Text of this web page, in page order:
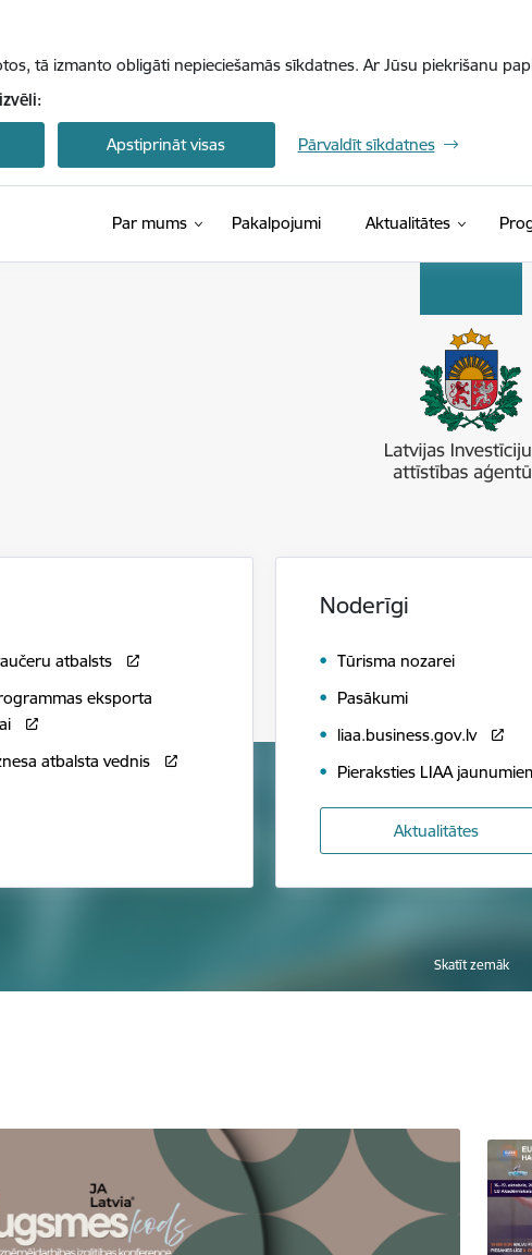
tā izmanto obligāti nepieciešamās sīkdatnes. Ar Jūsu piekrišanu
Apstiprināt visas Pārvaldīt sīkdatnes
Par mums Pakalpojumi Aktualitātes
atbalsts
eksporta
atbalsta vednis
Noderīgi
Tūrisma nozarei
Pasākumi
liaa.business.gov.lv
Pieraksties LIAA
Aktualitātes
Skatīt zemāk